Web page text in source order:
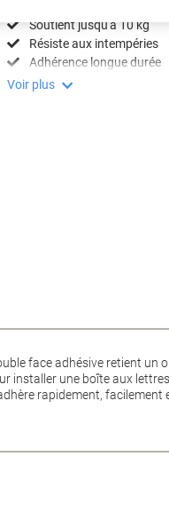
Soutient jusqu'à 10 kg
Résiste aux intempéries
Adhérence longue durée
Voir plus
face adhésive retient un
installer une boîte aux
rapidement, facilement